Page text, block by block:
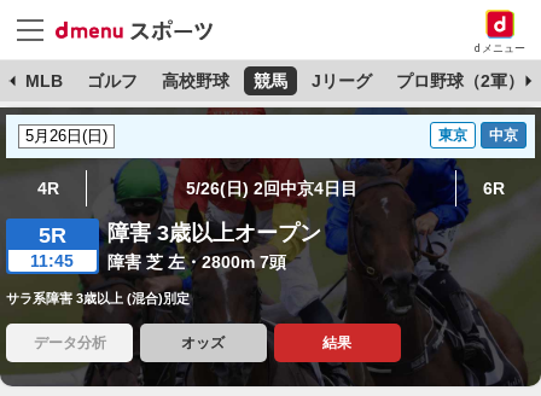
dメニュー
MLB ゴルフ 高校野球 競馬 Jリーグ プロ野球（2軍）
東京 中京
4R 5/26(日) 2回中京4日目 6R
5R
11:45
障害 3歳以上オープン
障害 芝 左・2800m 7頭
サラ系障害 3歳以上 (混合)別定
データ分析 オッズ 結果